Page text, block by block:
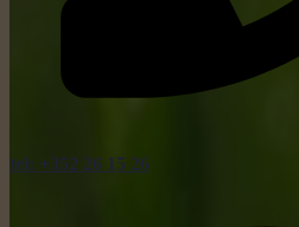
tel: +352 26 15 26